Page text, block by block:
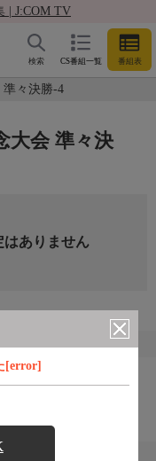
| J:COM TV
CS番組一覧 番組表
検索
々決勝-4
[error]
大会 準々決
はありません